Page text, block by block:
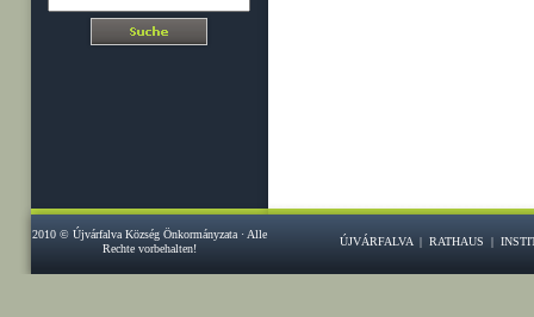
2010 © Újvárfalva Község Önkormányzata · Alle
Rechte vorbehalten!
ÚJVÁRFALVA | RATHAUS |